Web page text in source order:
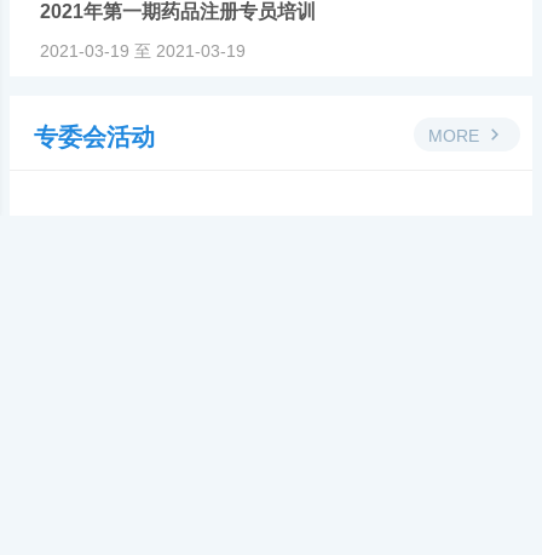
2021年第一期药品注册专员培训
2021-03-19 至 2021-03-19
专委会活动 MORE